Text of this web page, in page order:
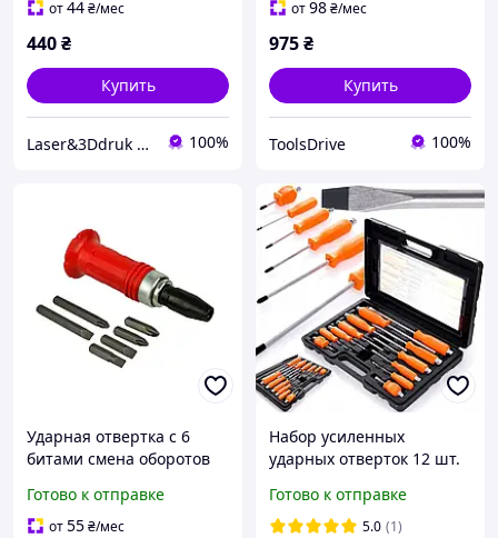
сорванных винтов, набор
от44₴/мес
440₴
Купить
Laser&3Ddruk Group 100%
от98₴/мес
975₴
Купить
ToolsDrive 100%
Ударная отвертка с 6
битами смена оборотов
Готово к отправке
от55₴/мес
Набор усиленных
ударных отверток 12 шт.
отверток ударных
Польша
Готово к отправке
5.0 (1)